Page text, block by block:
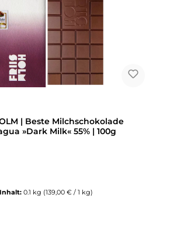
| Beste Milchschokolade
»Dark Milk« 55% | 100g
Inhalt: 0.1 kg (139,00 € / 1 kg)